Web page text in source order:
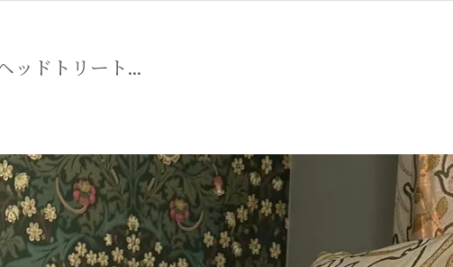
CDT 術後ケア・リンパ浮腫 セラピストコース
ッドトリート...